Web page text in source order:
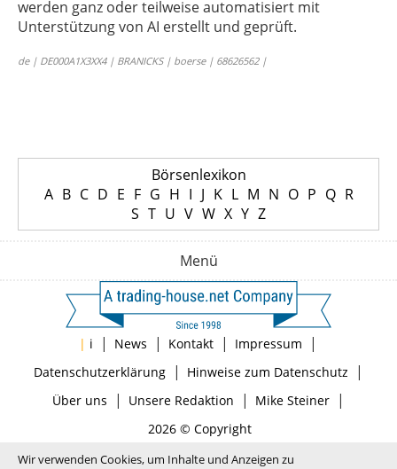
werden ganz oder teilweise automatisiert mit
Unterstützung von AI erstellt und geprüft.
de | DE000A1X3XX4 | BRANICKS | boerse | 68626562 |
Börsenlexikon
A B C D E F G H I J K L M N O P Q R
S T U V W X Y Z
Menü
| i | News | Kontakt | Impressum |
Datenschutzerklärung| Hinweise zum Datenschutz |
Über uns | Unsere Redaktion | Mike Steiner|
2026 © Copyright
Wir verwenden Cookies, um Inhalte und Anzeigen zu